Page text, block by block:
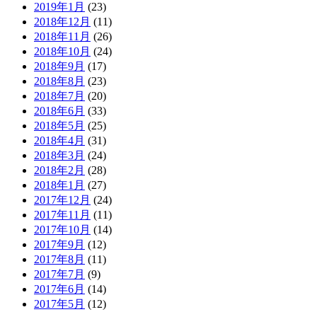
2019年1月 (23)
2018年12月 (11)
2018年11月 (26)
2018年10月 (24)
2018年9月 (17)
2018年8月 (23)
2018年7月 (20)
2018年6月 (33)
2018年5月 (25)
2018年4月 (31)
2018年3月 (24)
2018年2月 (28)
2018年1月 (27)
2017年12月 (24)
2017年11月 (11)
2017年10月 (14)
2017年9月 (12)
2017年8月 (11)
2017年7月 (9)
2017年6月 (14)
2017年5月 (12)